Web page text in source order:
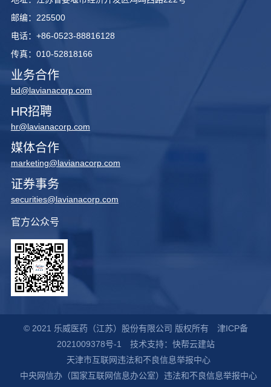
邮编：225500
电话：+86-0523-88816128
传真：010-52818166
业务合作
bd@lavianacorp.com
HR招聘
hr@lavianacorp.com
媒体合作
marketing@lavianacorp.com
证券事务
securities@lavianacorp.com
官方公众号
© 2021 乐威医药（江苏）股份有限公司 版权所有
津ICP备
2021009378号-1
技术支持：快帮云建站
天津市互联网违法和不良信息举报中心
中央网信办（国家互联网信息办公室）违法和不良信息举报中心